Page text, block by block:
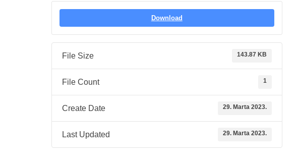
Download
File Size 143.87 KB
File Count 1
Create Date 29. Marta 2023.
Last Updated 29. Marta 2023.